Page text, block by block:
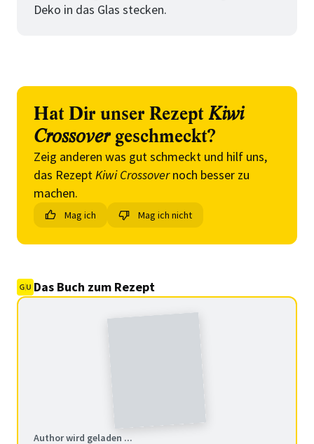
Deko in das Glas stecken.
Hat Dir unser Rezept Kiwi
Crossovergeschmeckt?
Zeig anderen was gut schmeckt und hilf uns,
das RezeptKiwi Crossovernoch besser zu
machen.
Mag ich Mag ich nicht
Das Buch zum Rezept
Author wird geladen ...